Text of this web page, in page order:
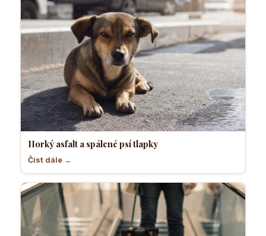
Horký asfalt a spálené psí tlapky
Číst dále →